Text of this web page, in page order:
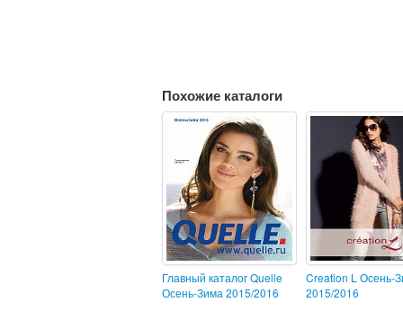
Похожие каталоги
Главный каталог Quelle
Осень-Зима 2015/2016
Creation L Осень-
2015/2016